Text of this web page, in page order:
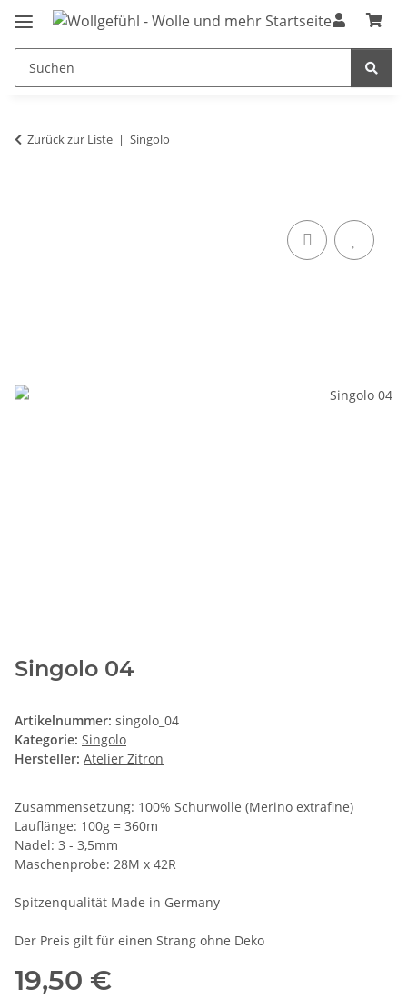
Zurück zur Liste Singolo
Singolo 04
Artikelnummer: singolo_04
Kategorie: Singolo
Hersteller: Atelier Zitron
Zusammensetzung: 100% Schurwolle (Merino extrafine)
Lauflänge: 100g = 360m
Nadel: 3 - 3,5mm
Maschenprobe: 28M x 42R
Spitzenqualität Made in Germany
Der Preis gilt für einen Strang ohne Deko
19,50 €